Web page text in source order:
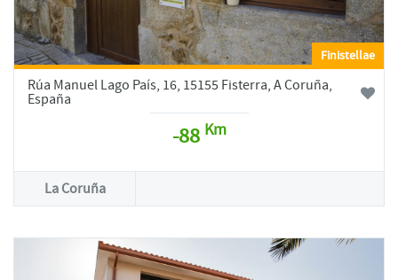
Finistellae
Rúa Manuel Lago País, 16, 15155 Fisterra, A Coruña,
España
-88 Km
La Coruña